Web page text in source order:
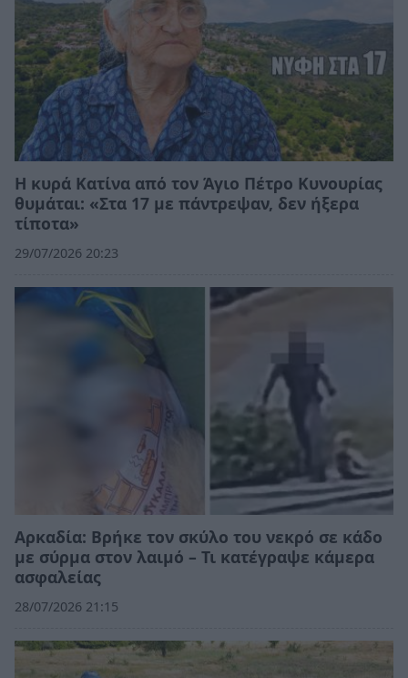
Η κυρά Κατίνα από τον Άγιο Πέτρο Κυνουρίας
θυμάται: «Στα 17 με πάντρεψαν, δεν ήξερα
τίποτα»
29/07/2026 20:23
Αρκαδία: Βρήκε τον σκύλο του νεκρό σε κάδο
με σύρμα στον λαιμό – Τι κατέγραψε κάμερα
ασφαλείας
28/07/2026 21:15